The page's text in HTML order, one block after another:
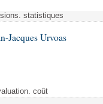
statistiques
Jacques Urvoas
coût